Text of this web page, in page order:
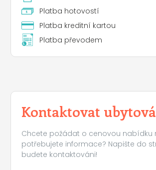
Platba hotovostí
Platba kreditní kartou
Platba převodem
Kontaktovat
Chcete požádat o cenovou nabídku
potřebujete informace? Napište do
budete kontaktováni!